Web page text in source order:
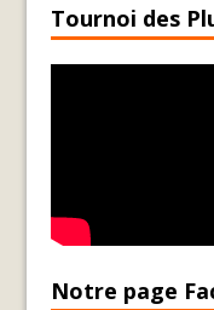
Tournoi des
Notre page